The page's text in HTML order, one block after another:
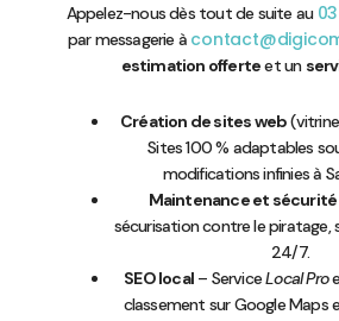
Appelez-nous dès tout de suite au
par messagerie à
estimation offerteet un
Création de sites web
Sites 100 % adaptables
modifications infinies à
Maintenance et sécurité
sécurisation contre le
24/7.
SEO local– ServiceLocal Pro
classement sur Google Maps